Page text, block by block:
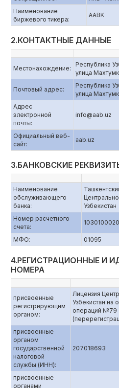
Наименование
биржевого тикера:
AABK
2.КОНТАКТНЫЕ ДАННЫЕ
Местонахождение:
Республика
улица
Почтовый адрес:
Республика
улица
Адрес
электронной
почты:
info@aab.uz
Официальный веб-
сайт:
aаb.uz
3.БАНКОВСКИЕ
Наименование
обслуживающего
банка:
Узбекистан
Номер расчетного
счета:
МФО: 01095
4.РЕГИСТРАЦИОННЫЕ И
НОМЕРА
присвоенные
регистрирующим
органом:
Лицензия
Узбекистан на
операций №79
присвоенные
органом
государственной
налоговой
службы (ИНН):
207018693
присвоенные
органами